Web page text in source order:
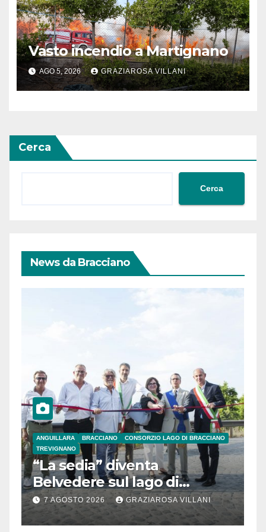
Vasto incendio a Martignano
AGO 5, 2026 GRAZIAROSA VILLANI
Cerca
Cerca
News da Bracciano
ANGUILLARA BRACCIANO
CONSORZIO LAGO DI BRACCIANO
TREVIGNANO
“La sedia” diventa
Belvedere sul lago di
Bracciano: ieri
l’inaugurazione
7 AGOSTO 2026 GRAZIAROSA VILLANI